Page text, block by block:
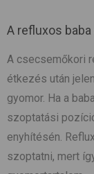
A refluxos
A csecsemőkori
étkezés után
gyomor. Ha a
szoptatási
enyhítésén.
szoptatni, mert